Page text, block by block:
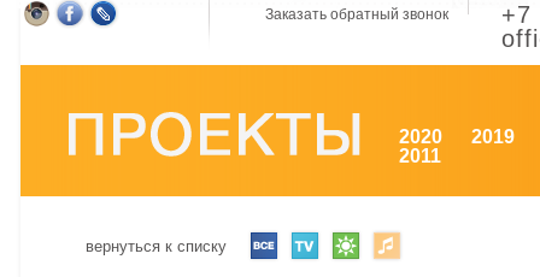
Заказать обратный звонок
+7
2020
2019
2011
вернуться к списку